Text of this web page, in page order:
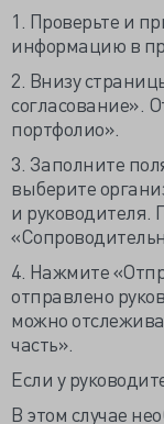
1. Проверьте и
информацию в
2. Внизу
согласование».
портфолио».
3. Заполните
выберите
и руководителя.
4. Нажмите
отправлено
можно
часть».
Если у
В этом случае